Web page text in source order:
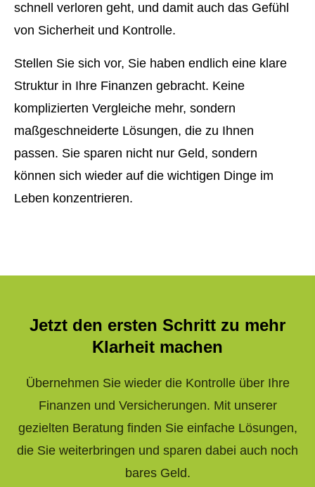
schnell verloren geht, und damit auch das Gefühl
von Sicherheit und Kontrolle.
Stellen Sie sich vor, Sie haben endlich eine klare
Struktur in Ihre Finanzen gebracht. Keine
komplizierten Vergleiche mehr, sondern
maßgeschneiderte Lösungen, die zu Ihnen
passen. Sie sparen nicht nur Geld, sondern
können sich wieder auf die wichtigen Dinge im
Leben konzentrieren.
Jetzt den ersten Schritt zu mehr
Klarheit machen
Übernehmen Sie wieder die Kontrolle über Ihre
Finanzen und Versicherungen. Mit unserer
gezielten Beratung finden Sie einfache Lösungen,
die Sie weiterbringen und sparen dabei auch noch
bares Geld.